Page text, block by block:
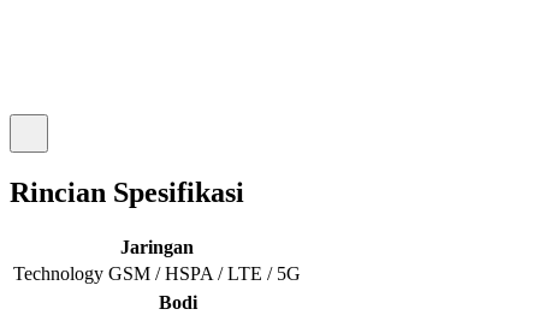
Rincian Spesifikasi
Jaringan
Technology GSM / HSPA / LTE / 5G
Bodi